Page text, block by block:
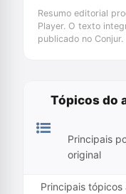
Resumo editorial
Player. O texto
publicado no Conjur.
Tópicos do
Principais
original
Principais